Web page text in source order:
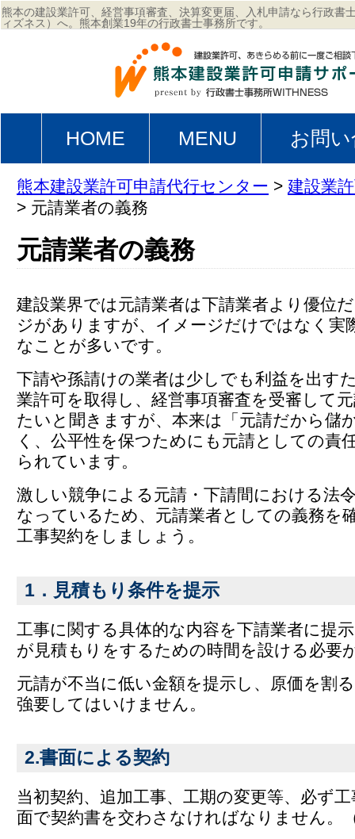
熊本の建設業許可、経営事項審査、決算変更届、入札申請なら行政書
ィズネス）へ。熊本創業19年の行政書士事務所です。
HOME MENU お問
熊本建設業許可申請代行センター > 建設業
> 元請業者の義務
元請業者の義務
建設業界では元請業者は下請業者より優位
ジがありますが、イメージだけではなく実
なことが多いです。
下請や孫請けの業者は少しでも利益を出す
業許可を取得し、経営事項審査を受審して
たいと聞きますが、本来は「元請だから儲
く、公平性を保つためにも元請としての責
られています。
激しい競争による元請・下請間における法
なっているため、元請業者としての義務を
工事契約をしましょう。
1．見積もり条件を提示
工事に関する具体的な内容を下請業者に提
が見積もりをするための時間を設ける必要
元請が不当に低い金額を提示し、原価を割
強要してはいけません。
2.書面による契約
当初契約、追加工事、工期の変更等、必ず
面で契約書を交わさなければなりません。